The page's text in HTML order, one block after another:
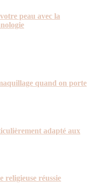
peau avec la
quand on porte
adapté aux
religieuse réussie